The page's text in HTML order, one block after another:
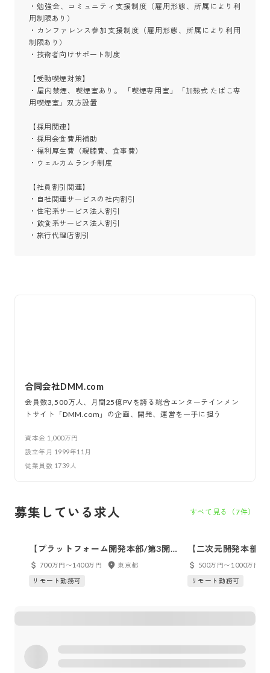
・勉強会、コミュニティ支援制度（雇用形態、所属により利
用制限あり）
・カンファレンス参加支援制度（雇用形態、所属により利用
制限あり）
・技術者向けサポート制度
【受動喫煙対策】
・屋内禁煙、喫煙室あり。 「喫煙専用室」「加熱式 たばこ専
用喫煙室」双方設置
【採用関連】
・採用会食費用補助
・福利厚生費（親睦費、食事費）
・ウェルカムランチ制度
【社員割引関連】
・自社関連サービスの社内割引
・住宅系サービス法人割引
・飲食系サービス法人割引
・旅行代理店割引
合同会社DMM.com
会員数3,500万人、月間25億PVを誇る総合エンターテインメン
トサイト「DMM.com」の企画、開発、運営を一手に担う
資本金 1,000万円
設立年月 1999年11月
従業員数 1739 人
募集している求人 すべて見る（7件）
【プラットフォーム開発本部/第3開
発部】プラットフォームエンジニア
700万円〜1400万円
東京都
リモート勤務可
【二次元開発本部/
開発部】サーバー
ア ※オープンポジ
500万円〜1000万円
リモート勤務可